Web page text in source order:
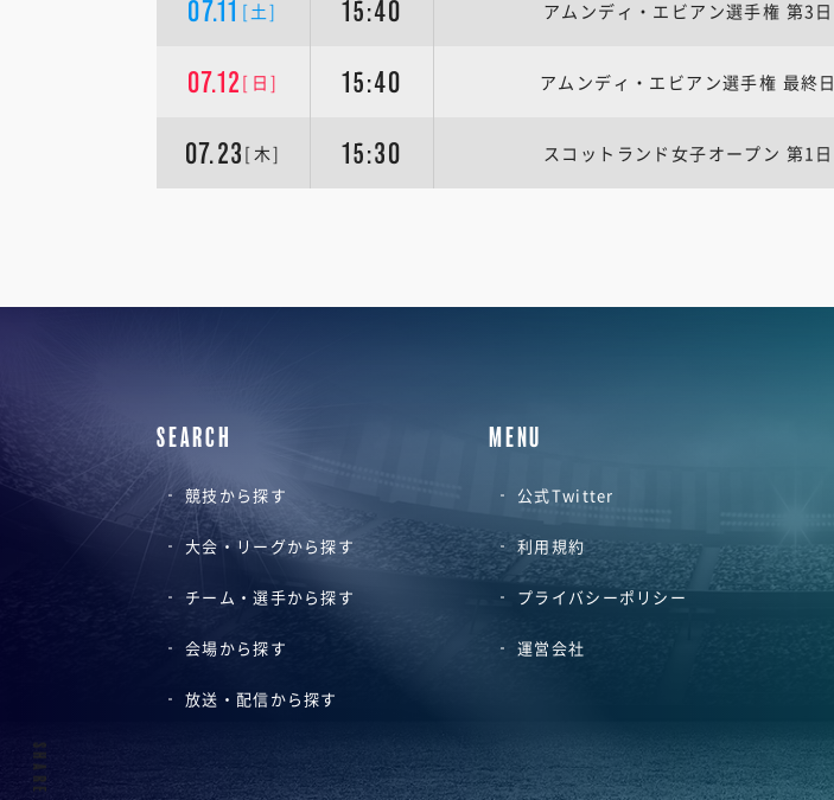
07.11 [土] 15:40 アムンディ・エビアン選手権 第3日
07.12 [日] 15:40 アムンディ・エビアン選手権 最終日
07.23 [木] 15:30 スコットランド女子オープン 第1日
SEARCH
競技から探す
大会・リーグから探す
チーム・選手から探す
会場から探す
放送・配信から探す
MENU
公式Twitter
利用規約
プライバシーポリシー
運営会社
SHARE